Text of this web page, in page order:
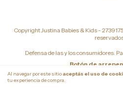
Al navegar por este sitioaceptás el uso de
tu experiencia de compra.
Copyright Justina Babies & Kids -
Defensa de las y los consumidores.
Botón de